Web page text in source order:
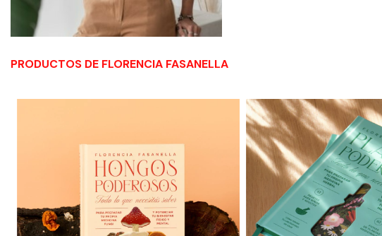
PRODUCTOS DE FLORENCIA FASANELLA